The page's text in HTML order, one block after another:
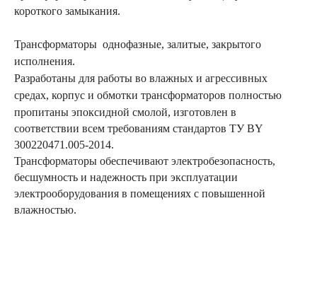
короткого замыкания.
Трансформаторы однофазные, залитые, закрытого
исполнения.
Разработаны для работы во влажных и агрессивных
средах, корпус и обмотки трансформаторов полностью
пропитаны эпоксидной смолой, изготовлен в
соответствии всем требованиям стандартов TУ BY
300220471.005-2014.
Трансформаторы обеспечивают электробезопасность,
бесшумность и надежность при эксплуатации
электрооборудования в помещениях с повышенной
влажностью.